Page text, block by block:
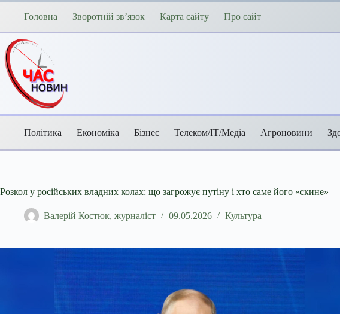
Перейти
Головна Зворотній зв’язок Карта сайту Про сайт
Політика Економіка Бізнес Телеком/ІТ/Медіа Агроновини
Розкол у російських владних колах: що загрожує путіну і хто саме його «скине»
Валерій Костюк, журналіст 09.05.2026 Культура